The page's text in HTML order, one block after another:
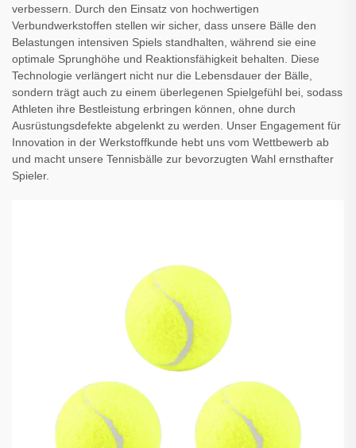
verbessern. Durch den Einsatz von hochwertigen
Verbundwerkstoffen stellen wir sicher, dass unsere Bälle den
Belastungen intensiven Spiels standhalten, während sie eine
optimale Sprunghöhe und Reaktionsfähigkeit behalten. Diese
Technologie verlängert nicht nur die Lebensdauer der Bälle,
sondern trägt auch zu einem überlegenen Spielgefühl bei, sodass
Athleten ihre Bestleistung erbringen können, ohne durch
Ausrüstungsdefekte abgelenkt zu werden. Unser Engagement für
Innovation in der Werkstoffkunde hebt uns vom Wettbewerb ab
und macht unsere Tennisbälle zur bevorzugten Wahl ernsthafter
Spieler.